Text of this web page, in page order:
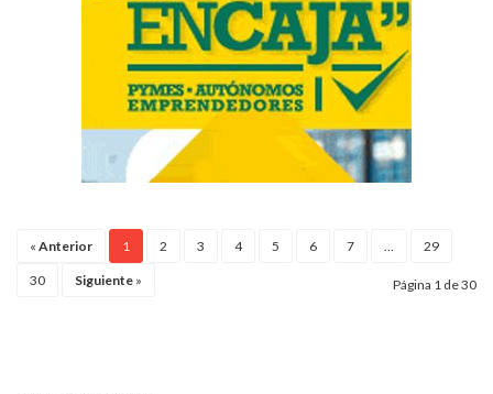
« Anterior 1 2 3 4 5 6 7 ... 29
30 Siguiente » Página 1 de 30